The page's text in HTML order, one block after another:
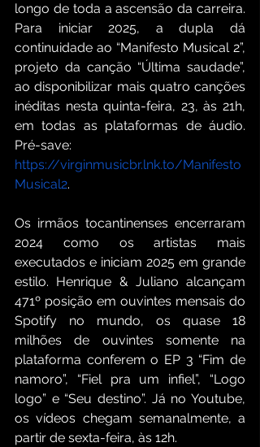
longo de toda a ascensão da carreira.
Para iniciar 2025, a dupla dá
continuidade ao “Manifesto Musical 2”,
projeto da canção “Última saudade”,
ao disponibilizar mais quatro canções
inéditas nesta quinta-feira, 23, às 21h,
em todas as plataformas de áudio.
https://virginmusicbr.lnk.to/Manifesto
Musical2.
Os irmãos tocantinenses encerraram
2024 como os artistas mais
executados e iniciam 2025 em grande
estilo. Henrique & Juliano alcançam
471º posição em ouvintes mensais do
Spotify no mundo, os quase 18
milhões de ouvintes somente na
plataforma conferem o EP 3 “Fim de
namoro”, “Fiel pra um infiel”, “Logo
logo” e “Seu destino”. Já no Youtube,
os vídeos chegam semanalmente, a
partir de sexta-feira, às 12h.